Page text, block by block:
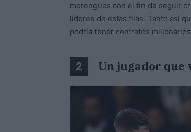
merengues con el fin de seguir
líderes de estas filas. Tanto así
podría tener contratos
2 Un jugador que